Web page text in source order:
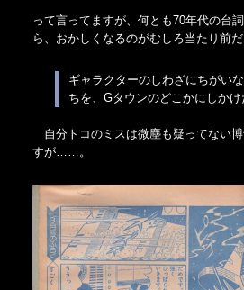
って言ってますが、何とも70年代の台
ら、おかしくなるのがむしろ当たり前
ギャラクターのしわざにちがい
ちを、Gタウンのどこかにしか
自分トコのミスは微塵も疑ってない
すが……。